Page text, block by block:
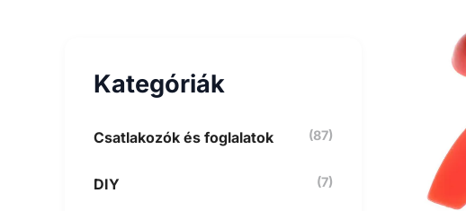
a
k
v
k
Kategóriák
Csatlakozók és foglalatok (87)
DIY (7)